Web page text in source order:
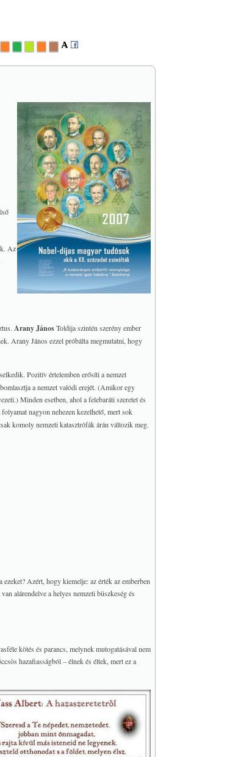
Az
Arany JánosToldija szintén szerény ember
Arany János ezzel próbálta megmutatni, hogy
Pozitív értelemben erősíti a nemzet
a nemzet valódi erejét. (Amikor egy
Minden esetben, ahol a felebaráti szeretet és
folyamat nagyon nehezen kezelhető, mert sok
komoly nemzeti katasztrófák árán változik meg.
Azért, hogy kiemelje: az érték az emberben
alárendelve a helyes nemzeti büszkeség és
kötés és parancs, melynek mutogatásával nem
hazafiasságból – élnek és éltek, mert ez a